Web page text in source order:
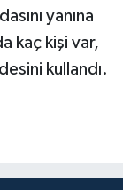
yanına
kaç kişi var,
kullandı.